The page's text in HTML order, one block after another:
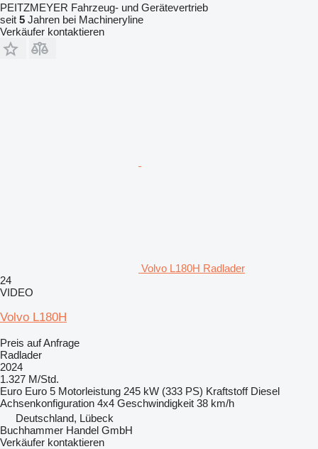
PEITZMEYER Fahrzeug- und Gerätevertrieb
seit 5 Jahren bei Machineryline
Verkäufer kontaktieren
Volvo L180H Radlader
24
VIDEO
Volvo L180H
Preis auf Anfrage
Radlader
2024
1.327 M/Std.
Euro Euro 5 Motorleistung 245 kW (333 PS) Kraftstoff Diesel
Achsenkonfiguration 4x4 Geschwindigkeit 38 km/h
Deutschland, Lübeck
Buchhammer Handel GmbH
Verkäufer kontaktieren